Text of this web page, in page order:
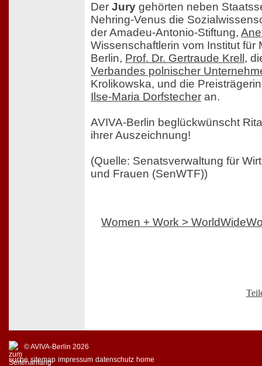
Der Jury gehörten neben
Nehring-Venus die
der Amadeu-Antonio-Stiftung,
Wissenschaftlerin vom Institut für
Berlin, Prof. Dr. Gertraude Krell ,
Verbandes polnischer
Krolikowska, und die
Ilse-Maria Dorfstecher an.
AVIVA-Berlin beglückwünscht
ihrer Auszeichnung!
(Quelle: Senatsverwaltung für
und Frauen (SenWTF))
Women + Work >
© AVIVA-Berlin 2026
suche sitemap impressum datenschutz home